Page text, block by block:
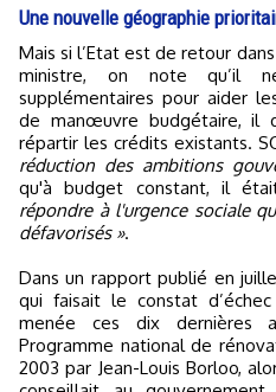
Une nouvelle géographie
Mais si l’Etat est de retour dans les banlieues dixit le Premier
ministre, on note qu’il
supplémentaires pour aider
de manœuvre budgétaire, il
répartir les crédits existants.
réduction des ambitions
qu'à budget constant, il
répondre à l'urgence sociale
défavorisés ».
Dans un rapport publié en
qui faisait le constat
menée ces dix dernières
Programme national de
2003 par Jean-Louis Borloo,